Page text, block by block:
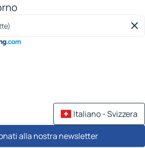
Italiano - Svizzera
alla nostra newsletter